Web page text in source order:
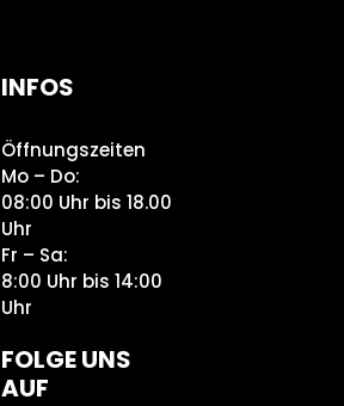
INFOS
Öffnungszeiten
Mo – Do:
08:00 Uhr bis 18.00
Uhr
Fr – Sa:
8:00 Uhr bis 14:00
Uhr
FOLGE UNS
AUF